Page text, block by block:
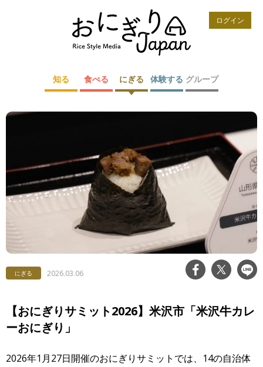
ログイン
知る 食べる にぎる 体験する グループ
にぎる 2026.03.06
【おにぎりサミット2026】米沢市「米沢牛カレ
ーおにぎり」
2026年1月27日開催のおにぎりサミットでは、14の自治体